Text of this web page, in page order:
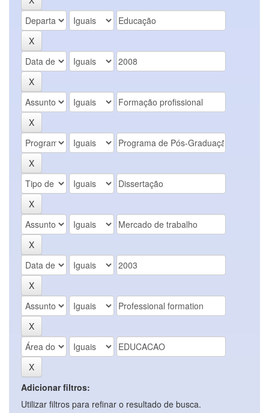
Adicionar filtros:
Utilizar filtros para refinar o resultado de busca.